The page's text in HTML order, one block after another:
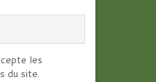
les
du site.